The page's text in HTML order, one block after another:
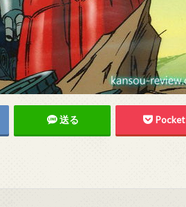
送る Pocket